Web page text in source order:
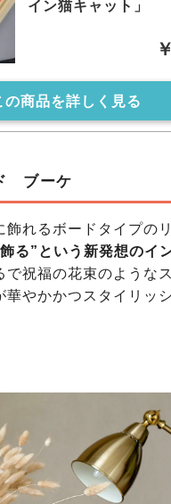
イン猫キャット」
の商品を詳しく見る
ブーケ
飾れるボードタイプの
る”という新発想のイ
で祝福の花束のような
やかかつスタイリッシ